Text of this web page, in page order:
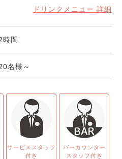
ドリンクメニュー 詳細
時間
名様～
サービススタッフ
付き
バーカウンター
スタッフ付き